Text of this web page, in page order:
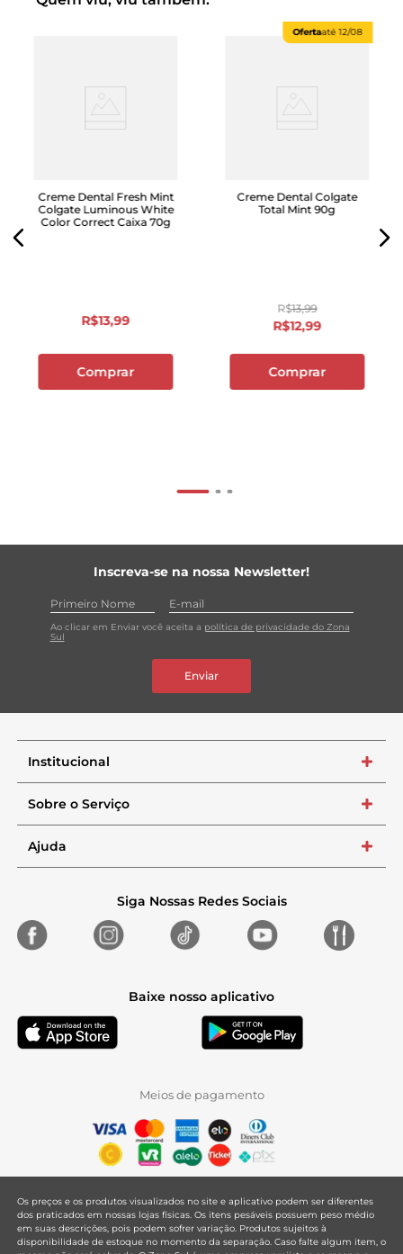
Creme Dental Fresh Mint
Colgate Luminous White
Color Correct Caixa 70g
R$13,99
Comprar
Ofertaaté12/08
Creme Dental Colgate
Total Mint 90g
R$13,99
R$12,99
Comprar
Inscreva-se na nossa Newsletter!
Ao clicar em Enviar você aceita a política de privacidade do Zona
Sul
Enviar
Institucional +
Sobre o Serviço +
Ajuda +
Siga Nossas Redes Sociais
Baixe nosso aplicativo
Meios de pagamento
Os preços e os produtos visualizados no site e aplicativo podem ser diferentes
dos praticados em nossas lojas físicas. Os itens pesáveis possuem peso médio
em suas descrições, pois podem sofrer variação. Produtos sujeitos à
disponibilidade de estoque no momento da separação. Caso falte algum item, o